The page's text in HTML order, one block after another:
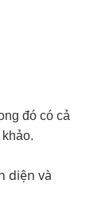
đó có cả
diện và